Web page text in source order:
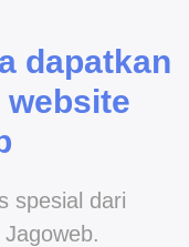
dapatkan
website
spesial dari